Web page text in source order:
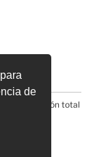
de
reproducción total